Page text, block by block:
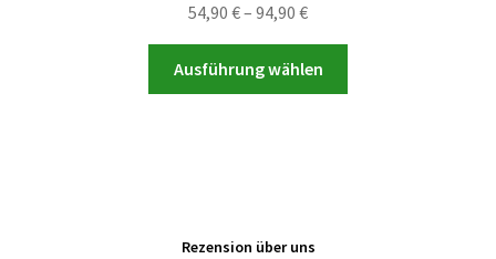
54,90 €– 94,90 €Preisspanne:
bis
94,90 €
Ausführung wählen
Rezension über uns